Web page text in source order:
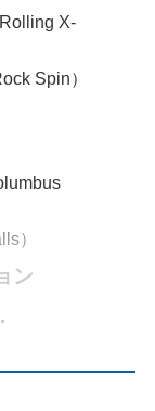
X-
Spin）
）
ン